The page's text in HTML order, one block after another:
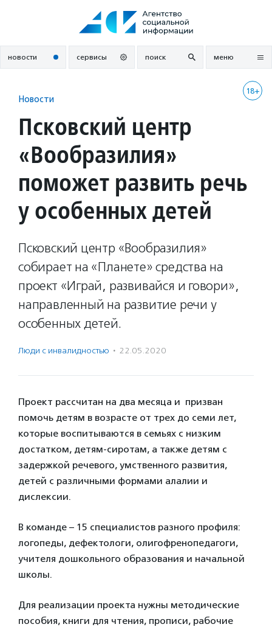
новости сервисы поиск меню
18+
Новости
Псковский центр
«Вообразилия»
поможет развить речь
у особенных детей
Псковский центр «Вообразилия»
собирает на «Планете» средства на
проект «Играй, развивайся и говори»,
направленный на развитие речи у
особенных детей.
Люди с инвалидностью · 22.05.2020
Проект рассчитан на два месяца и призван
помочь детям в возрасте от трех до семи лет,
которые воспитываются в семьях с низким
достатком, детям-сиротам, а также детям с
задержкой речевого, умственного развития,
детей с различными формами алалии и
дислексии.
В команде – 15 специалистов разного профиля:
логопеды, дефектологи, олигофренопедагоги,
учителя дошкольного образования и начальной
школы.
Для реализации проекта нужны методические
пособия, книги для чтения, прописи, рабочие